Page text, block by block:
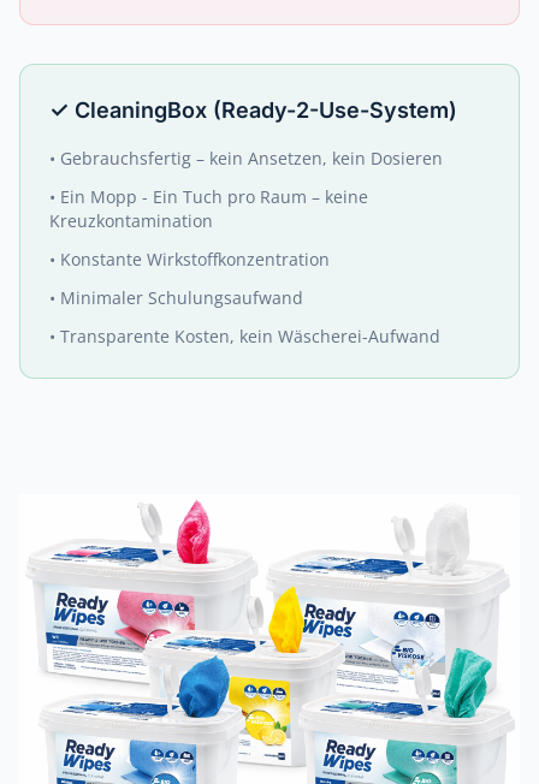
✓ CleaningBox (Ready-2-Use-System)
• Gebrauchsfertig – kein Ansetzen, kein Dosieren
• Ein Mopp - Ein Tuch pro Raum – keine
Kreuzkontamination
• Konstante Wirkstoffkonzentration
• Minimaler Schulungsaufwand
• Transparente Kosten, kein Wäscherei-Aufwand